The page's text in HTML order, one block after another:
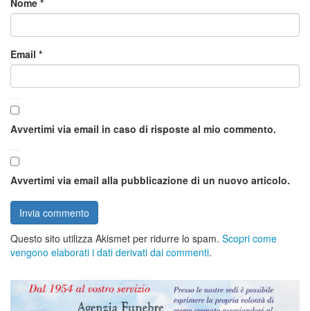
Email *
Avvertimi via email in caso di risposte al mio commento.
Avvertimi via email alla pubblicazione di un nuovo articolo.
Questo sito utilizza Akismet per ridurre lo spam. Scopri come
vengono elaborati i dati derivati dai commenti.